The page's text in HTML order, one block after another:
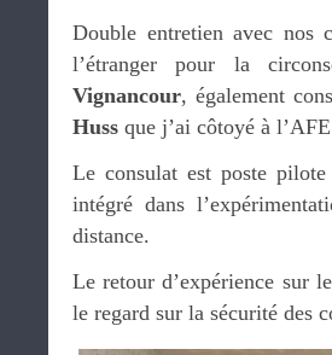
Double entretien avec nos
l’étranger pour la
Vignancour, également
Huss que j’ai côtoyé à
Le consulat est poste
intégré dans
distance.
Le retour d’expérience sur
le regard sur la sécurité des